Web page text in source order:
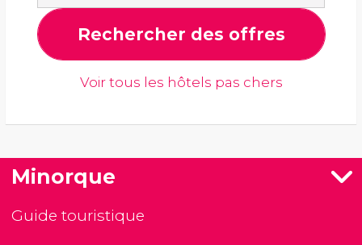
Rechercher des offres
Voir tous les hôtels pas chers
Minorque
Guide touristique